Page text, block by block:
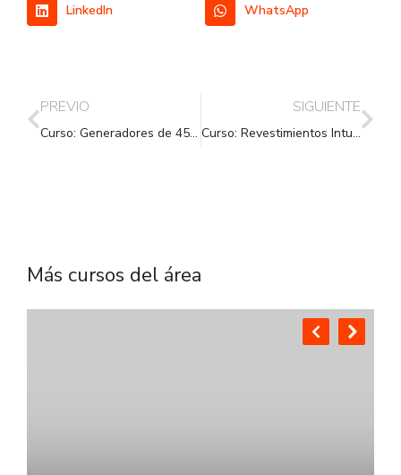
LinkedIn WhatsApp
PREVIO
Curso: Generadores de 45, 142 y 300mw refrigerados por aire y por hidrógeno
SIGUIENTE
Curso: Revestimientos Intumescentes – Protección Pasiva Contra Fuego
Más cursos del área